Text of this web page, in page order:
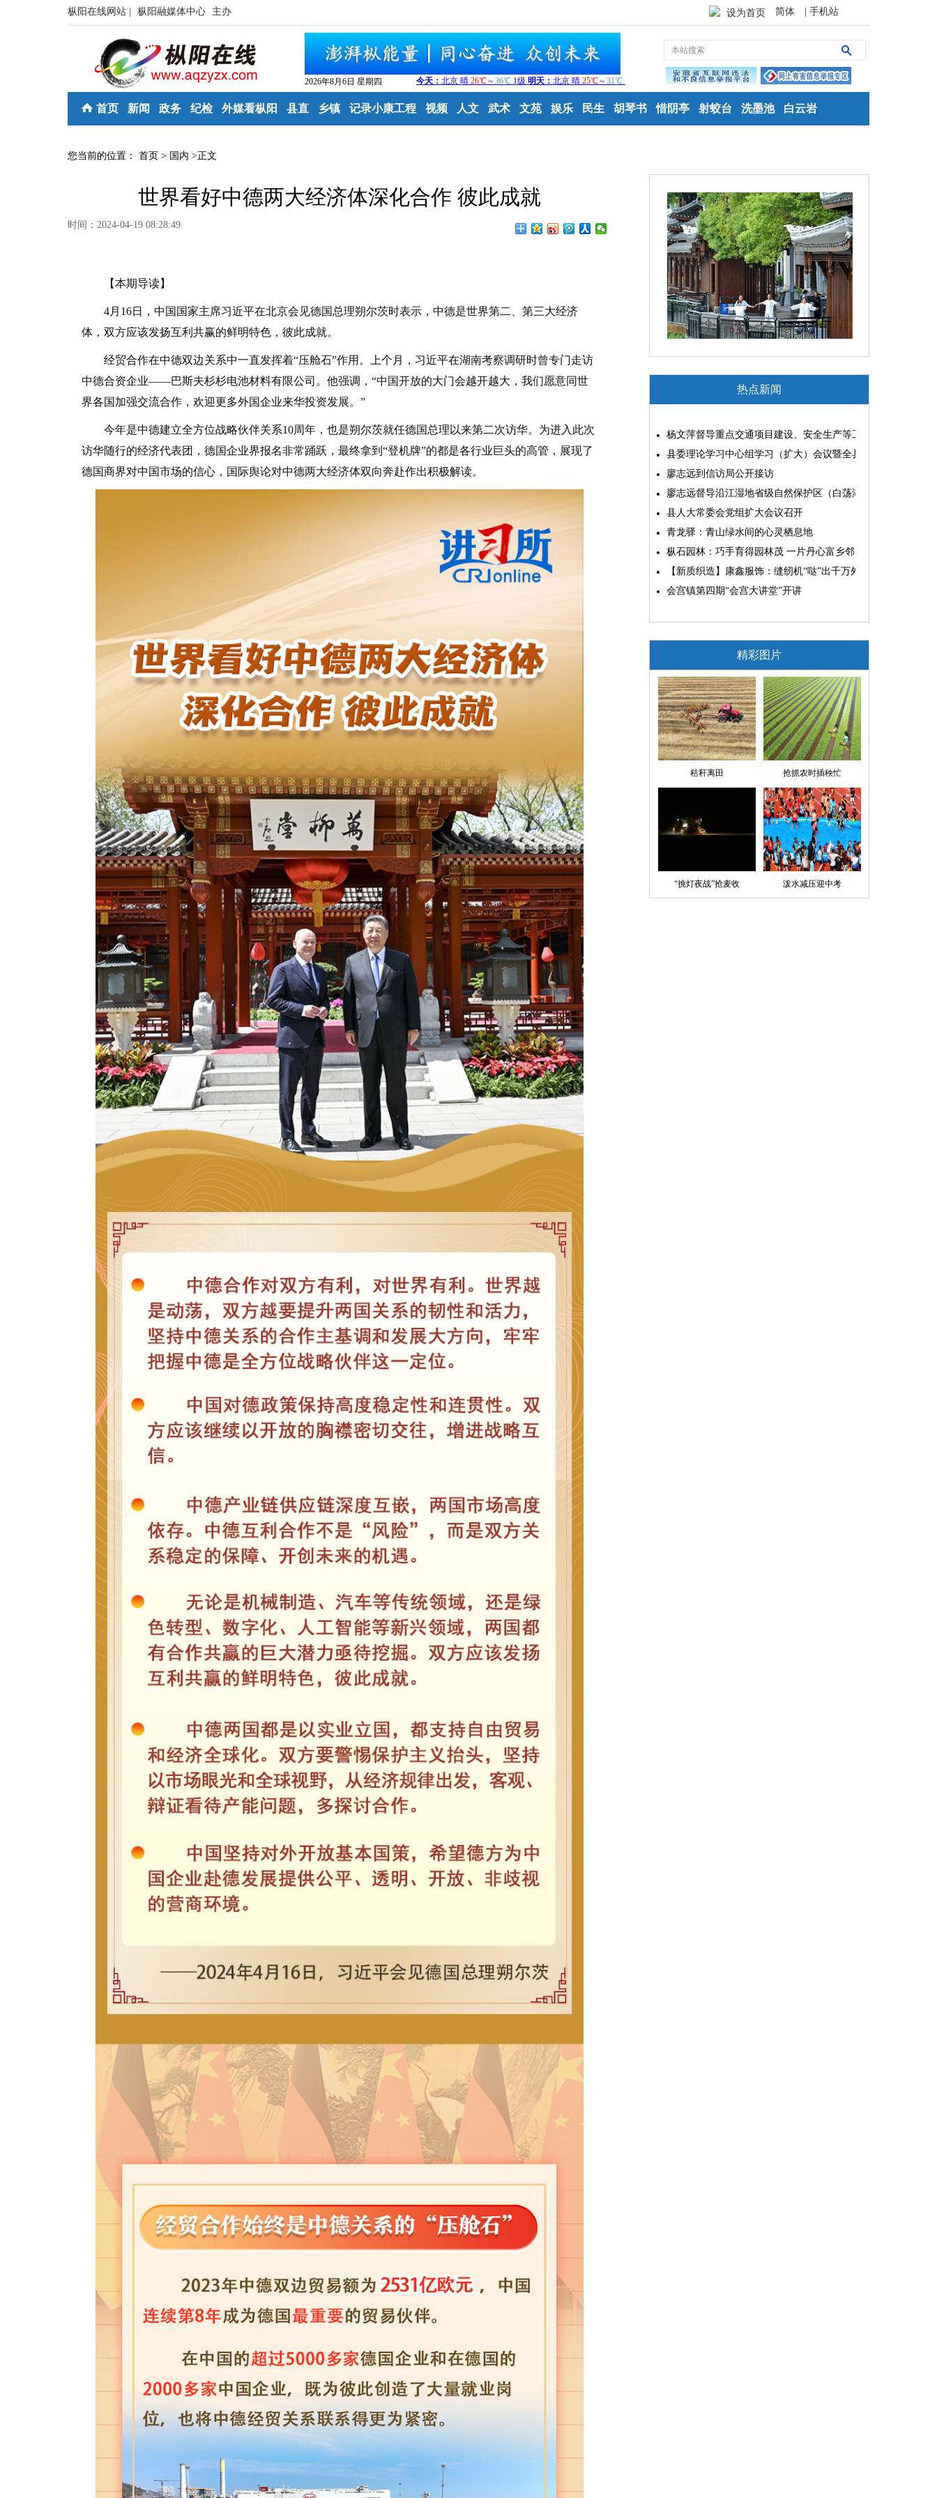
枞阳在线网站 | 枞阳融媒体中心 主办 设为首页 简体 | 手机站
2026年8月6日 星期四
首页 新闻 政务 纪检 外媒看枞阳 县直 乡镇 记录小康工程 视频 人文 武术 文苑 娱乐 民生 胡琴书 惜阴亭 射蛟台 洗墨池 白云岩
您当前的位置： 首页 > 国内 >正文
世界看好中德两大经济体深化合作 彼此成就
时间：2024-04-19 08:28:49
【本期导读】
4月16日，中国国家主席习近平在北京会见德国总理朔尔茨时表示，中德是世界第二、第三大经济
体，双方应该发扬互利共赢的鲜明特色，彼此成就。
经贸合作在中德双边关系中一直发挥着“压舱石”作用。上个月，习近平在湖南考察调研时曾专门走访
中德合资企业——巴斯夫杉杉电池材料有限公司。他强调，“中国开放的大门会越开越大，我们愿意同世
界各国加强交流合作，欢迎更多外国企业来华投资发展。”
今年是中德建立全方位战略伙伴关系10周年，也是朔尔茨就任德国总理以来第二次访华。为进入此次
访华随行的经济代表团，德国企业界报名非常踊跃，最终拿到“登机牌”的都是各行业巨头的高管，展现了
德国商界对中国市场的信心，国际舆论对中德两大经济体双向奔赴作出积极解读。
热点新闻
杨文萍督导重点交通项目建设、安全生产等工作
县委理论学习中心组学习（扩大）会议暨全县“两为”能力素质
廖志远到信访局公开接访
廖志远督导沿江湿地省级自然保护区（白荡湖片区）问题整改
县人大常委会党组扩大会议召开
青龙驿：青山绿水间的心灵栖息地
枞石园林：巧手育得园林茂 一片丹心富乡邻
【新质织造】康鑫服饰：缝纫机“哒”出千万外贸大生意
会宫镇第四期“会宫大讲堂”开讲
精彩图片
秸秆离田 抢抓农时插秧忙
“挑灯夜战”抢麦收 泼水减压迎中考